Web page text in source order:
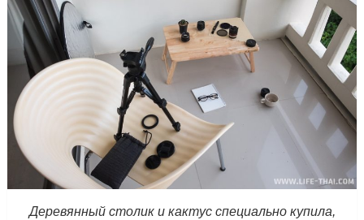
Деревянный столик и кактус специально купила,